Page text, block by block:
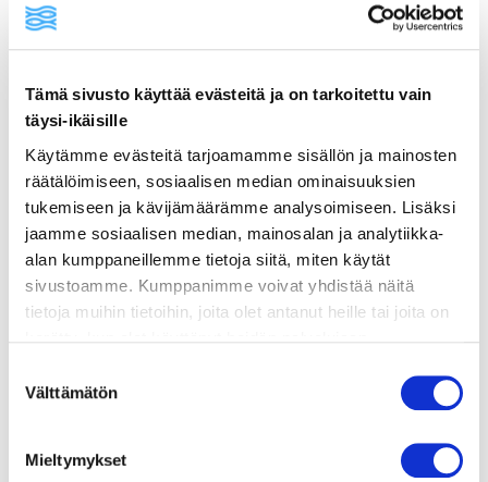
Tämä sivusto käyttää evästeitä ja on tarkoitettu vain
täysi-ikäisille
Käytämme evästeitä tarjoamamme sisällön ja mainosten
räätälöimiseen, sosiaalisen median ominaisuuksien
tukemiseen ja kävijämäärämme analysoimiseen. Lisäksi
jaamme sosiaalisen median, mainosalan ja analytiikka-
alan kumppaneillemme tietoja siitä, miten käytät
sivustoamme. Kumppanimme voivat yhdistää näitä
tietoja muihin tietoihin, joita olet antanut heille tai joita on
tai vanhempi. Vahvista ikäsi käyttääksesi sivustoa.
valinta
Välttämätön
Mieltymykset
ainekset
valmistusohje
1 pussi leivitettyjä katkaravunpyrstöjä (pakaste)
2 dl kookoshiutaleita